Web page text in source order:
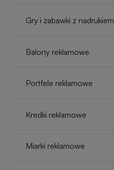
Gry i zabawki z nadrukiem
Balony reklamowe
Portfele reklamowe
Kredki reklamowe
Miarki reklamowe